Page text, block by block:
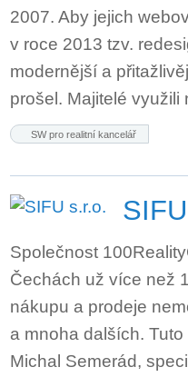
2007. Aby jejich
v roce 2013 tzv.
modernější a
prošel. Majitelé
SW pro realitní kancelář
Společnost
Čechách už více než
nákupu a prodeje
a mnoha dalších.
Michal Semerád,